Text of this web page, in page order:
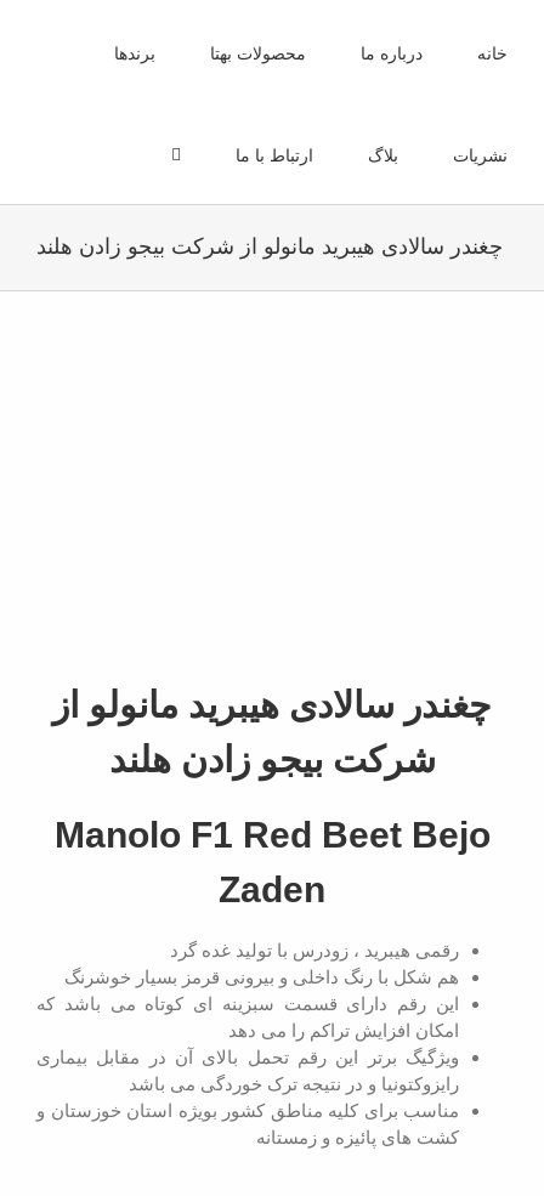
content
خانه درباره ما محصولات بهتا برندها
نشریات بلاگ ارتباط با ما
چغندر سالادی هیبرید مانولو از شرکت بیجو زادن هلند
چغندر سالادی هیبرید مانولو از
شرکت بیجو زادن هلند
Manolo F1 Red Beet Bejo
Zaden
رقمی هیبرید ، زودرس با تولید غده گرد
هم شکل با رنگ داخلی و بیرونی قرمز بسیار خوشرنگ
این رقم دارای قسمت سبزینه ای کوتاه می باشد که
امکان افزایش تراکم را می دهد
ویژگیگ برتر این رقم تحمل بالای آن در مقابل بیماری
رایزوکتونیا و در نتیجه ترک خوردگی می باشد
مناسب برای کلیه مناطق کشور بویژه استان خوزستان و
کشت های پائیزه و زمستانه